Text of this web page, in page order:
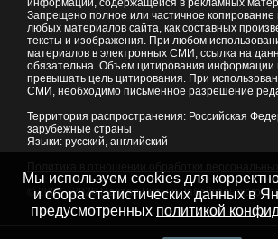
информации, содержащейся в рекламных
Запрещено полное или частичное копирование
любых материалов сайта, как составных
тексты и изображения. При любом
материалов в электронных СМИ, ссылка на
обязательна. Объем цитирования информации
превышать цель цитирования. При
СМИ, необходимо письменное разрешение
Территория распространения: Российская
зарубежные страны
Языки: русский, английский
© 2007 - 2026Портал Читы и Забайкальского
Мы используем cookies для
и сбора статистических данных в
предусмотренных политикой